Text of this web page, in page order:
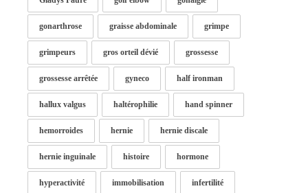
gonarthrose graisse abdominale grimpe
grimpeurs gros orteil dévié grossesse
grossesse arrêtée gyneco half ironman
hallux valgus haltérophilie hand spinner
hemorroides hernie hernie discale
hernie inguinale histoire hormone
hyperactivité immobilisation infertilité